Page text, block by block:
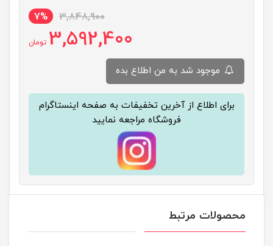
3,848,900
7%
3,592,400 تومان
برای اطلاع از آخرین تخفیفات به صفحه اینستاگرام
فروشگاه مراجعه نمایید
محصولات مرتبط